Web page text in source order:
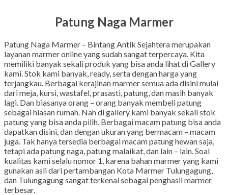
Patung Naga Marmer
Patung Naga Marmer – Bintang Antik Sejahtera merupakan
layanan marmer online yang sudah sangat terpercaya. Kita
memiliki banyak sekali produk yang bisa anda lihat di Gallery
kami. Stok kami banyak, ready, serta dengan harga yang
terjangkau. Berbagai kerajinan marmer semua ada disini mulai
dari meja, kursi, wastafel, prasasti, patung, dan masih banyak
lagi. Dan biasanya orang – orang banyak membeli patung
sebagai hiasan rumah. Nah di gallery kami banyak sekali stok
patung yang bisa anda pilih. Berbagai macam patung bisa anda
dapatkan disini, dan dengan ukuran yang bermacam – macam
juga. Tak hanya tersedia berbagai macam patung hewan saja,
tetapi ada patung naga, patung malaikat, dan lain – lain. Soal
kualitas kami selalu nomor 1, karena bahan marmer yang kami
gunakan asli dari pertambangan Kota Marmer Tulungagung,
dan Tulungagung sangat terkenal sebagai penghasil marmer
terbesar.